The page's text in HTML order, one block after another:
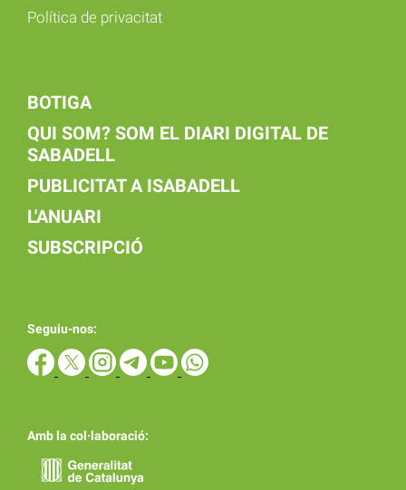
Política de privacitat
BOTIGA
QUI SOM? SOM EL DIARI DIGITAL DE
SABADELL
PUBLICITAT A ISABADELL
L'ANUARI
SUBSCRIPCIÓ
Seguiu-nos:
Amb la col·laboració: